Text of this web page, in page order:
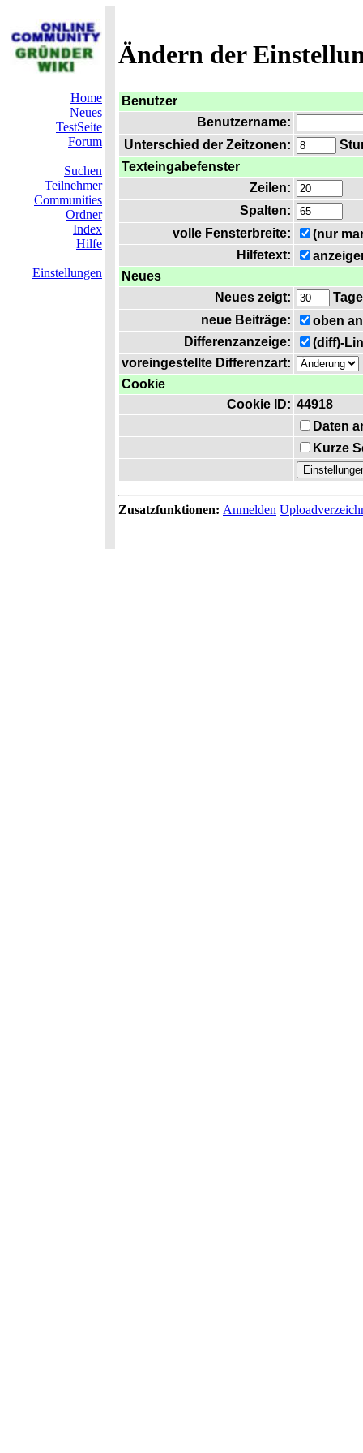
Ändern der
Home
Neues
TestSeite
Forum
Suchen
Teilnehmer
Communities
Ordner
Index
Hilfe
Einstellungen
Benutzer
Benutzername:
Unterschied der Zeitzonen:
Texteingabefenster
Zeilen:
Spalten:
volle Fensterbreite:
(nur
Hilfetext:
Neues
Neues zeigt:
Tage
neue Beiträge:
oben
Differenzanzeige:
(diff)-
voreingestellte Differenzart:
Cookie
Cookie ID: 44918
Daten
Kurze
Zusatzfunktionen: Anmelden